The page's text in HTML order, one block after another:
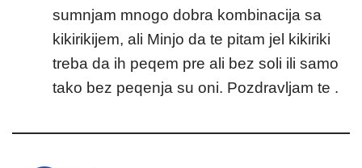
sumnjam mnogo dobra kombinacija sa
kikirikijem, ali Minjo da te pitam jel kikiriki
treba da ih peqem pre ali bez soli ili samo
tako bez peqenja su oni. Pozdravljam te .